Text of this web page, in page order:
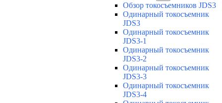
Обзор токосъемников JDS3
Одинарный токосъемник
JDS3
Одинарный токосъемник
JDS3-1
Одинарный токосъемник
JDS3-2
Одинарный токосъемник
JDS3-3
Одинарный токосъемник
JDS3-4